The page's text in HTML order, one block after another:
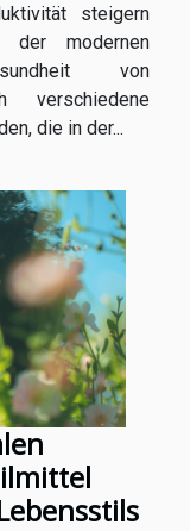
steigern
der modernen
von
verschiedene
die in der...